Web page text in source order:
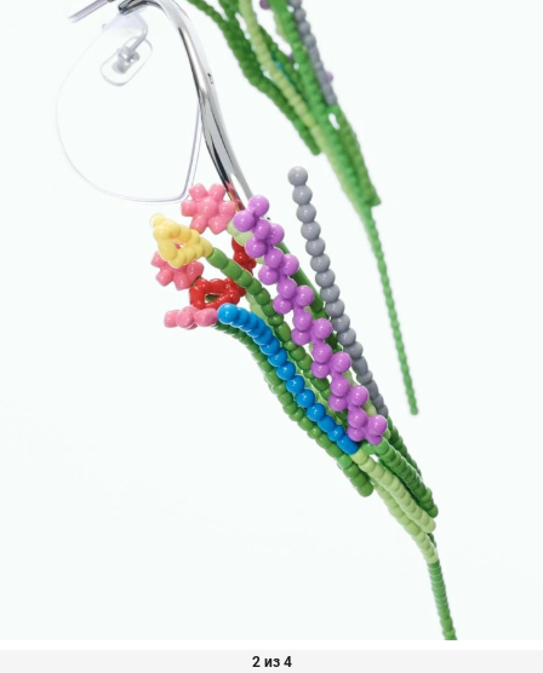
2 из 4